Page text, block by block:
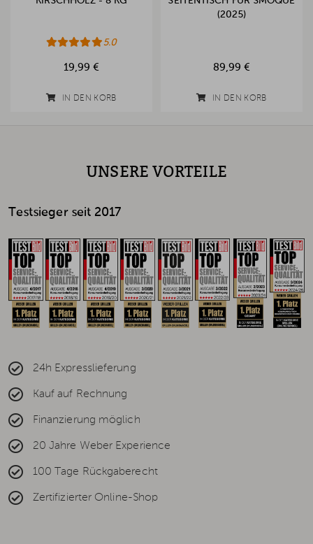
5.0
19,99 €
IN DEN KORB
(2025)
89,99 €
IN DEN KORB
UNSERE VORTEILE
Testsieger seit 2017
24h Expresslieferung
Kauf auf Rechnung
Finanzierung möglich
20 Jahre Weber Experience
100 Tage Rückgaberecht
Zertifizierter Online-Shop